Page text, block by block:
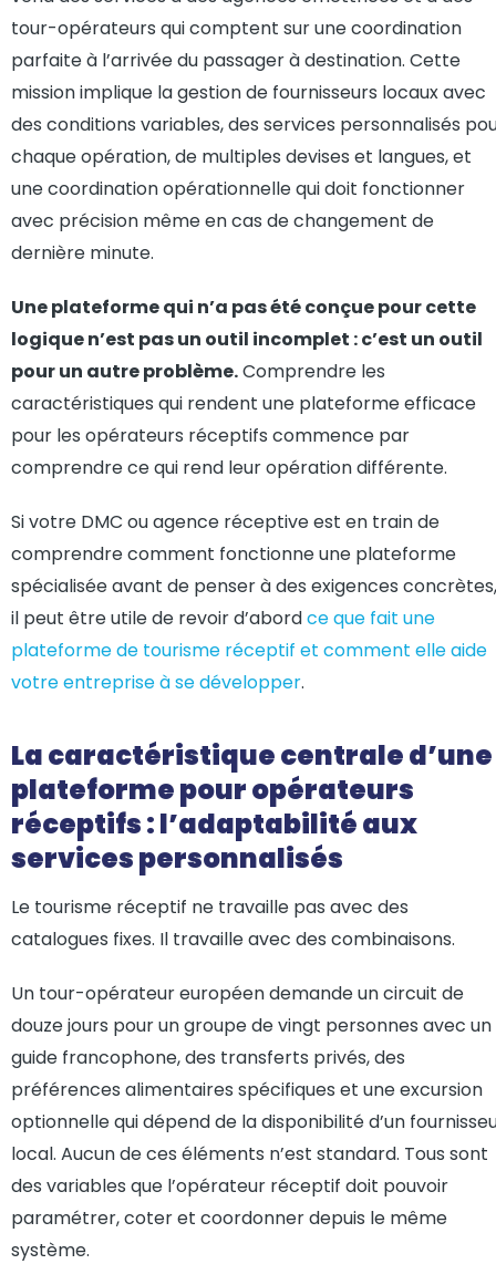
tour-opérateurs qui comptent sur une coordination
parfaite à l’arrivée du passager à destination. Cette
mission implique la gestion de fournisseurs locaux avec
des conditions variables, des services personnalisés
chaque opération, de multiples devises et langues, et
une coordination opérationnelle qui doit fonctionner
avec précision même en cas de changement de
dernière minute.
Une plateforme qui n’a pas été conçue pour cette
logique n’est pas un outil incomplet : c’est un outil
pour un autre problème.Comprendre les
caractéristiques qui rendent une plateforme efficace
pour les opérateurs réceptifs commence par
comprendre ce qui rend leur opération différente.
Si votre DMC ou agence réceptive est en train de
comprendre comment fonctionne une plateforme
spécialisée avant de penser à des exigences concrètes,
il peut être utile de revoir d’abordce que fait une
plateforme de tourisme réceptif et comment elle aide
votre entreprise à se développer.
La caractéristique centrale d’une
plateforme pour opérateurs
réceptifs : l’adaptabilité aux
services personnalisés
Le tourisme réceptif ne travaille pas avec des
catalogues fixes. Il travaille avec des combinaisons.
Un tour-opérateur européen demande un circuit de
douze jours pour un groupe de vingt personnes avec un
guide francophone, des transferts privés, des
préférences alimentaires spécifiques et une excursion
optionnelle qui dépend de la disponibilité d’un
local. Aucun de ces éléments n’est standard. Tous sont
des variables que l’opérateur réceptif doit pouvoir
paramétrer, coter et coordonner depuis le même
système.